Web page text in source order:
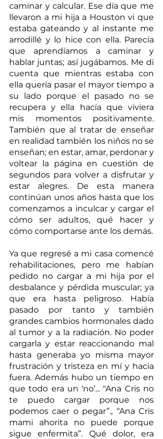
caminar y calcular. Ese día que me
llevaron a mi hija a Houston vi que
estaba gateando y al instante me
arrodillé y lo hice con ella. Parecía
que aprendíamos a caminar y
hablar juntas; así jugábamos. Me di
cuenta que mientras estaba con
ella quería pasar el mayor tiempo a
su lado porque el pasado no se
recupera y ella hacía que viviera
mis momentos positivamente.
También que al tratar de enseñar
en realidad también los niños no se
enseñan; en estar, amar, perdonar y
voltear la página en cuestión de
segundos para volver a disfrutar y
estar alegres. De esta manera
continúan unos años hasta que los
comenzamos a inculcar y cargar el
cómo ser adultos, qué hacer y
Ya que regresé a mi casa comencé
rehabilitaciones, pero me habían
pedido no cargar a mi hija por el
desbalance y pérdida muscular; ya
que era hasta peligroso. Había
pasado por tanto y también
grandes cambios hormonales dado
al tumor y a la radiación. No poder
cargarla y estar reaccionando mal
hasta generaba yo misma mayor
frustración y tristeza en mí y hacia
fuera. Además hubo un tiempo en
que todo era un ‘no’... "Ana Cris no
te puedo cargar porque nos
podemos caer o pegar”., “Ana Cris
mami ahorita no puede porque
sigue enfermita”. Qué dolor, era